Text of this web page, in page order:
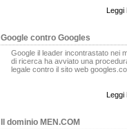
Leggi
Google contro Googles
Google il leader incontrastato nei
di ricerca ha avviato una
legale contro il sito web
Leggi
Il dominio MEN.COM